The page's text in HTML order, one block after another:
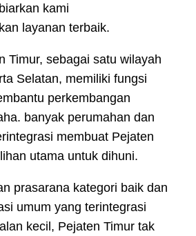
kami
layanan terbaik.
Timur, sebagai satu wilayah
Selatan, memiliki fungsi
perkembangan
banyak perumahan dan
membuat Pejaten
utama untuk dihuni.
prasarana kategori baik dan
umum yang terintegrasi
kecil, Pejaten Timur tak